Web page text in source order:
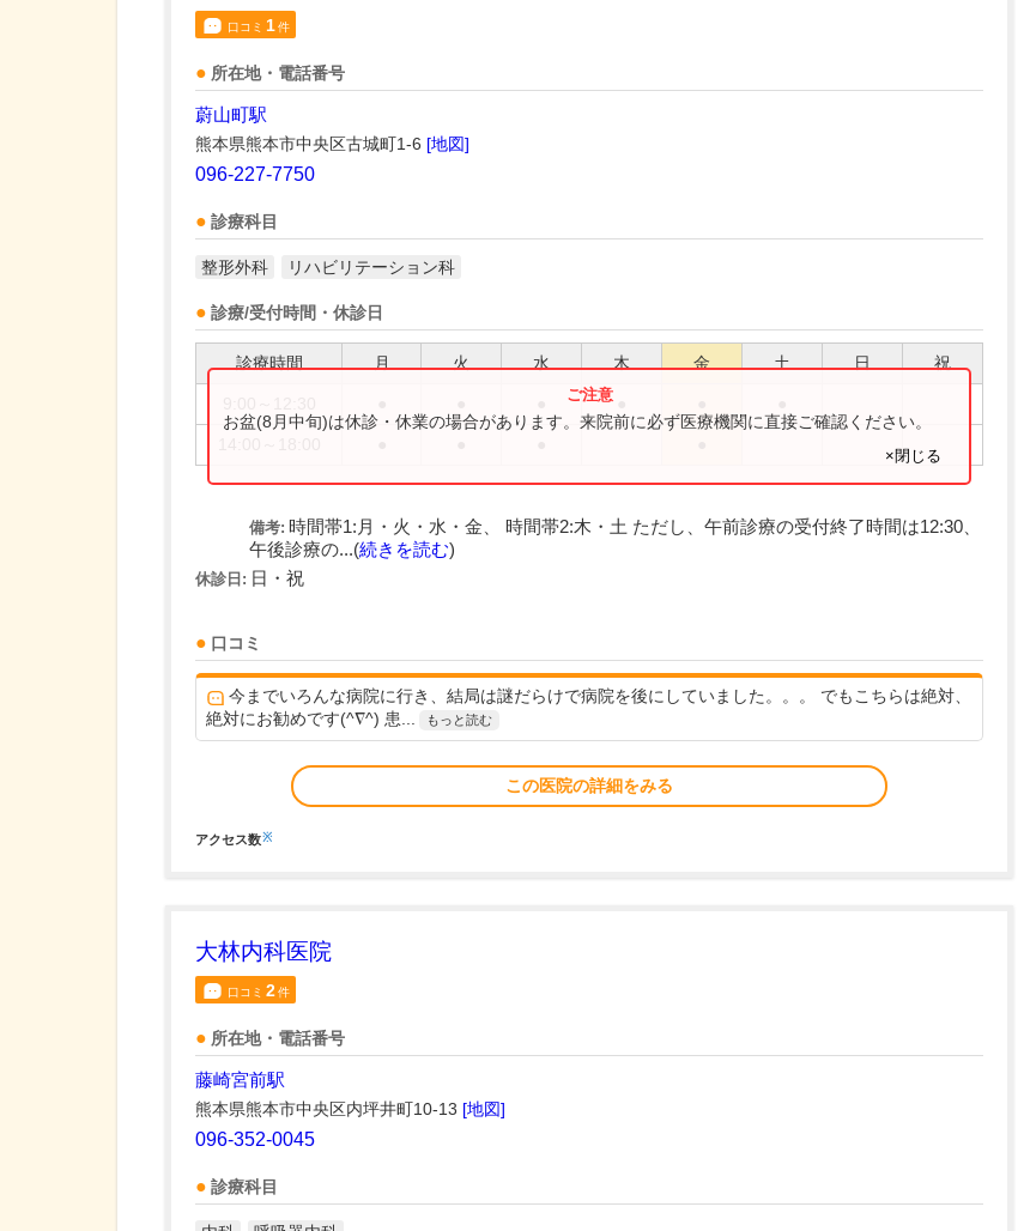
口コミ 1件
所在地・電話番号
蔚山町駅
熊本県熊本市中央区古城町1-6 [地図]
096-227-7750
診療科目
整形外科 リハビリテーション科
診療/受付時間・休診日
診療時間 月 火 水 木 金 土 日 祝
お盆(8月中旬)は休診・休業の場合があります。来院前に必ず医療機関に直接ご確認ください。
×閉じる
備考: 時間帯1:月・火・水・金、 時間帯2:木・土 ただし、午前診療の受付終了時間は12:30、
午後診療の...(続きを読む)
休診日: 日・祝
口コミ
今までいろんな病院に行き、結局は謎だらけで病院を後にしていました。。。 でもこちらは絶対、
絶対にお勧めです(^∇^) 患...
もっと読む
この医院の詳細をみる
アクセス数※
大林内科医院
口コミ 2件
所在地・電話番号
藤崎宮前駅
熊本県熊本市中央区内坪井町10-13 [地図]
096-352-0045
診療科目